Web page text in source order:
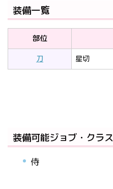
装備一覧
部位
刀
星切
装備可能ジョブ・クラス
侍